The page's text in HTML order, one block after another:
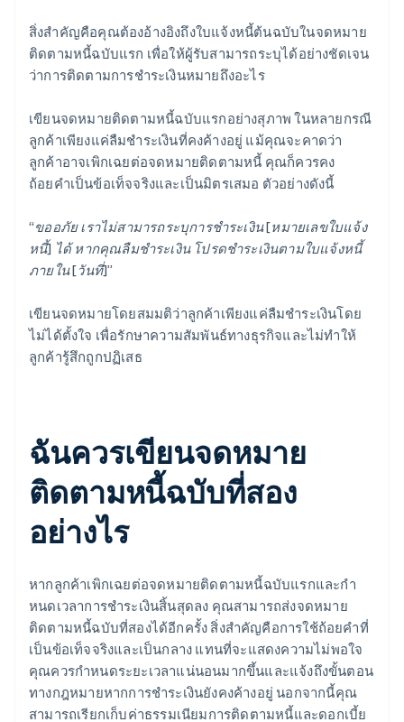
สิ่งสำคัญคือคุณต้องอ้างอิงถึงใบแจ้งหนี้ต้นฉบับในจดหมาย
ติดตามหนี้ฉบับแรก เพื่อให้ผู้รับสามารถระบุได้อย่างชัดเจน
ว่าการติดตามการชำระเงินหมายถึงอะไร
เขียนจดหมายติดตามหนี้ฉบับแรกอย่างสุภาพ ในหลายกรณี
ลูกค้าเพียงแค่ลืมชำระเงินที่คงค้างอยู่ แม้คุณจะคาดว่า
ลูกค้าอาจเพิกเฉยต่อจดหมายติดตามหนี้ คุณก็ควรคง
ถ้อยคำเป็นข้อเท็จจริงและเป็นมิตรเสมอ ตัวอย่างดังนี้
“ขออภัย เราไม่สามารถระบุการชำระเงิน [หมายเลขใบแจ้ง
หนี้] ได้ หากคุณลืมชำระเงิน โปรดชำระเงินตามใบแจ้งหนี้
ภายใน [วันที่]”
เขียนจดหมายโดยสมมติว่าลูกค้าเพียงแค่ลืมชำระเงินโดย
ไม่ได้ตั้งใจ เพื่อรักษาความสัมพันธ์ทางธุรกิจและไม่ทำให้
ลูกค้ารู้สึกถูกปฏิเสธ
ฉันควรเขียนจดหมาย
ติดตามหนี้ฉบับที่สอง
อย่างไร
หากลูกค้าเพิกเฉยต่อจดหมายติดตามหนี้ฉบับแรกและกํา
หนดเวลาการชำระเงินสิ้นสุดลง คุณสามารถส่งจดหมาย
ติดตามหนี้ฉบับที่สองได้อีกครั้ง สิ่งสำคัญคือการใช้ถ้อยคำที่
เป็นข้อเท็จจริงและเป็นกลาง แทนที่จะแสดงความไม่พอใจ
คุณควรกำหนดระยะเวลาแน่นอนมากขึ้นและแจ้งถึงขั้นตอน
ทางกฎหมายหากการชำระเงินยังคงค้างอยู่ นอกจากนี้คุณ
สามารถเรียกเก็บค่าธรรมเนียมการติดตามหนี้และดอกเบี้ย